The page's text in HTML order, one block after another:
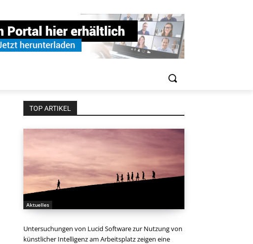
TOP ARTIKEL
Aktuelles
Untersuchungen von Lucid Software zur Nutzung von
künstlicher Intelligenz am Arbeitsplatz zeigen eine